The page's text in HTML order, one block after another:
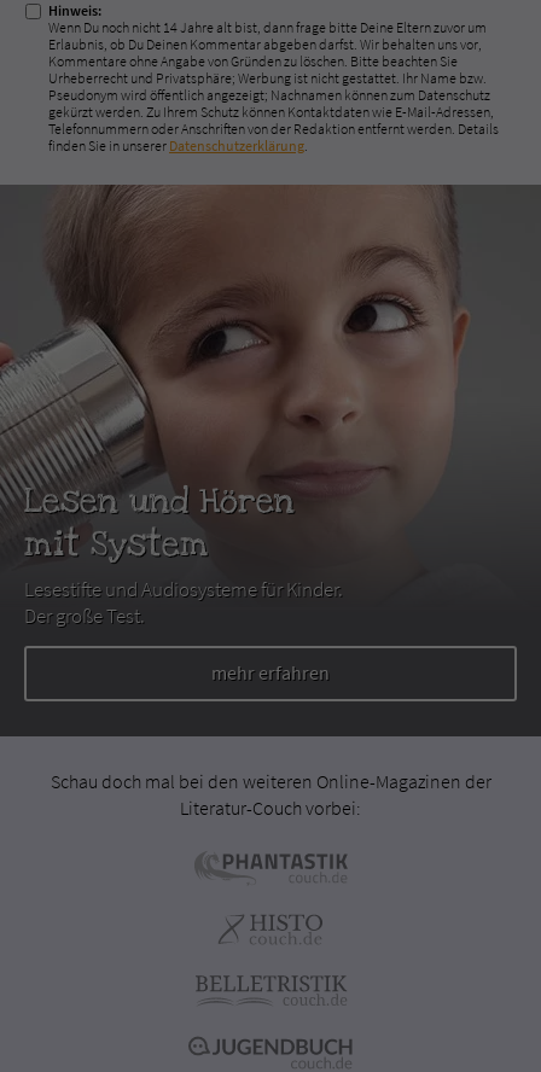
Hinweis:
Wenn Du noch nicht 14 Jahre alt bist, dann frage bitte Deine Eltern zuvor um
Erlaubnis, ob Du Deinen Kommentar abgeben darfst. Wir behalten uns vor,
Kommentare ohne Angabe von Gründen zu löschen. Bitte beachten Sie
Urheberrecht und Privatsphäre; Werbung ist nicht gestattet. Ihr Name bzw.
Pseudonym wird öffentlich angezeigt; Nachnamen können zum Datenschutz
gekürzt werden. Zu Ihrem Schutz können Kontaktdaten wie E-Mail-Adressen,
Telefonnummern oder Anschriften von der Redaktion entfernt werden. Details
finden Sie in unserer Datenschutzerklärung.
Lesen und Hören
mit System
Lesestifte und Audiosysteme für Kinder.
Der große Test.
mehr erfahren
Schau doch mal bei den weiteren Online-Magazinen der
Literatur-Couch vorbei: